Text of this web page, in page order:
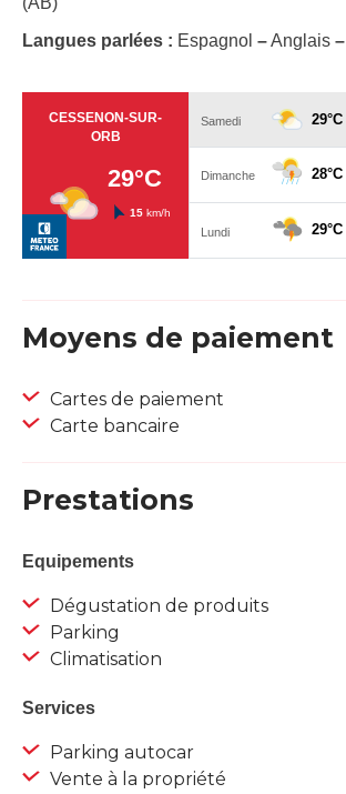
Langues parlées : Espagnol –Anglais –
Moyens de paiement
Cartes de paiement
Carte bancaire
Prestations
Equipements
Dégustation de produits
Parking
Climatisation
Services
Parking autocar
Vente à la propriété